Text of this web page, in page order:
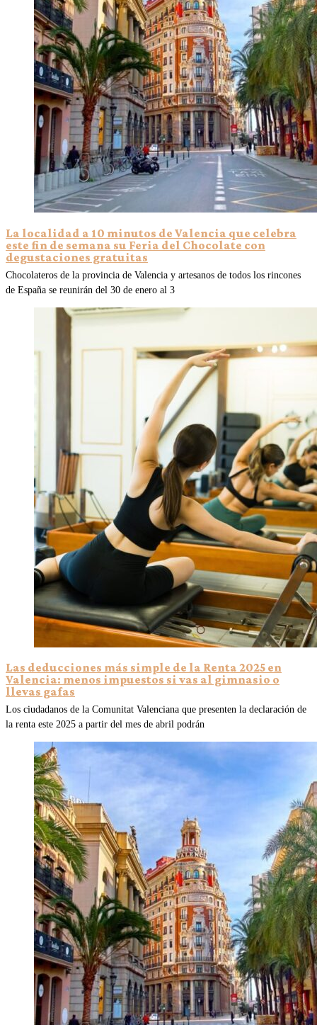
La localidad a 10 minutos de Valencia que celebra
este fin de semana su Feria del Chocolate con
degustaciones gratuitas
Chocolateros de la provincia de Valencia y artesanos de todos los rincones
de España se reunirán del 30 de enero al 3
Las deducciones más simple de la Renta 2025 en
Valencia: menos impuestos si vas al gimnasio o
llevas gafas
Los ciudadanos de la Comunitat Valenciana que presenten la declaración de
la renta este 2025 a partir del mes de abril podrán